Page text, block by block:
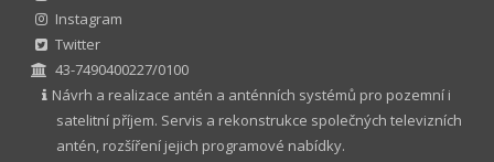
Instagram
Twitter
43-7490400227/0100
Návrh a realizace antén a anténních systémů pro pozemní i
satelitní příjem. Servis a rekonstrukce společných televizních
antén, rozšíření jejich programové nabídky.